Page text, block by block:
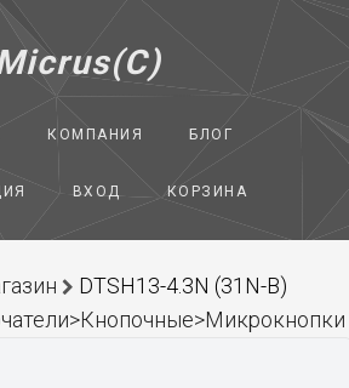
КОМПАНИЯ БЛОГ
ВХОД КОРЗИНА
DTSH13-4.3N (31N-B)